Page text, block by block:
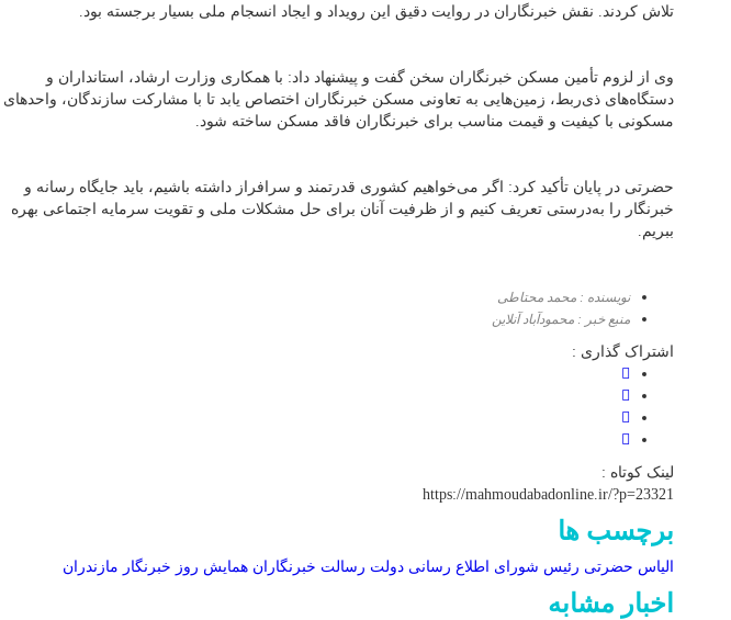
تلاش کردند. نقش خبرنگاران در روایت دقیق این رویداد و ایجاد انسجام ملی بسیار برجسته بود.
وی از لزوم تأمین مسکن خبرنگاران سخن گفت و پیشنهاد داد: با همکاری وزارت ارشاد، استانداران و
دستگاه‌های ذی‌ربط، زمین‌هایی به تعاونی مسکن خبرنگاران اختصاص یابد تا با مشارکت سازندگان، واحدهای
مسکونی با کیفیت و قیمت مناسب برای خبرنگاران فاقد مسکن ساخته شود.
حضرتی در پایان تأکید کرد: اگر می‌خواهیم کشوری قدرتمند و سرافراز داشته باشیم، باید جایگاه رسانه و
خبرنگار را به‌درستی تعریف کنیم و از ظرفیت آنان برای حل مشکلات ملی و تقویت سرمایه اجتماعی بهره
ببریم.
نویسنده : محمد محتاطی
منبع خبر : محمودآباد آنلاین
اشتراک گذاری :
لینک کوتاه :
https://mahmoudabadonline.ir/?p=23321
برچسب ها
الیاس حضرتی رئیس شورای اطلاع رسانی دولت رسالت خبرنگاران همایش روز خبرنگار مازندران
اخبار مشابه